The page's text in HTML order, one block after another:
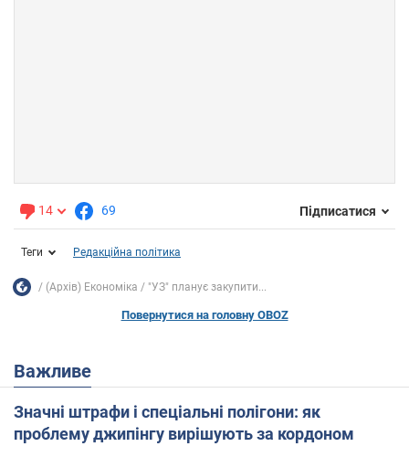
14 69 Підписатися
Теги Редакційна політика
(Архів) Економіка "УЗ" планує закупити...
Повернутися на головну OBOZ
Важливе
Значні штрафи і спеціальні полігони: як
проблему джипінгу вирішують за кордоном